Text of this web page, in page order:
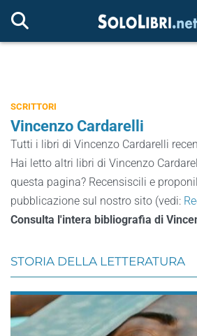
SCRITTORI
Vincenzo Cardarelli
Tutti i libri di Vincenzo Cardarelli
Hai letto altri libri di Vincenzo
questa pagina? Recensiscili e
pubblicazione sul nostro sito (vedi:
Consulta l'intera bibliografia di
STORIA DELLA LETTERATURA